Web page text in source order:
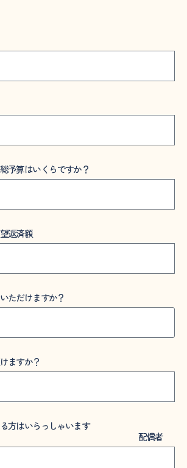
予算はいくらですか？
返済額
ただけますか？
ますか？
方はいらっしゃいます
配偶者